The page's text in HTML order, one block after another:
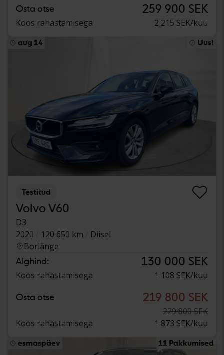
Osta otse 259 900 SEK
Koos rahastamisega 2 215 SEK/kuu
aug 14 Uus!
Testitud
Volvo V60
D3
2020
120 650 km
Diisel
Borlänge
Alghind: 130 000 SEK
Koos rahastamisega 1 108 SEK/kuu
Osta otse 219 800 SEK
229 800 SEK
Koos rahastamisega
1 873 SEK/kuu
esmaspäev 11 Pakkumised